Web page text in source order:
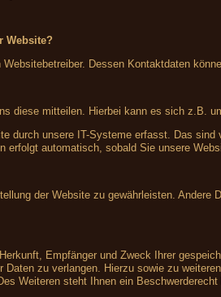
Website?
Dessen Kontaktdaten
diese mitteilen. Hierbei kann es sich z.B.
durch unsere IT-Systeme erfasst. Das
automatisch, sobald Sie unsere
der Website zu gewährleisten.
Empfänger und Zweck Ihrer
zu verlangen. Hierzu sowie zu
Weiteren steht Ihnen ein